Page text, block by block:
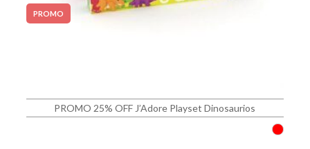
PROMO
PROMO 25% OFF J’Adore Playset Dinosaurios